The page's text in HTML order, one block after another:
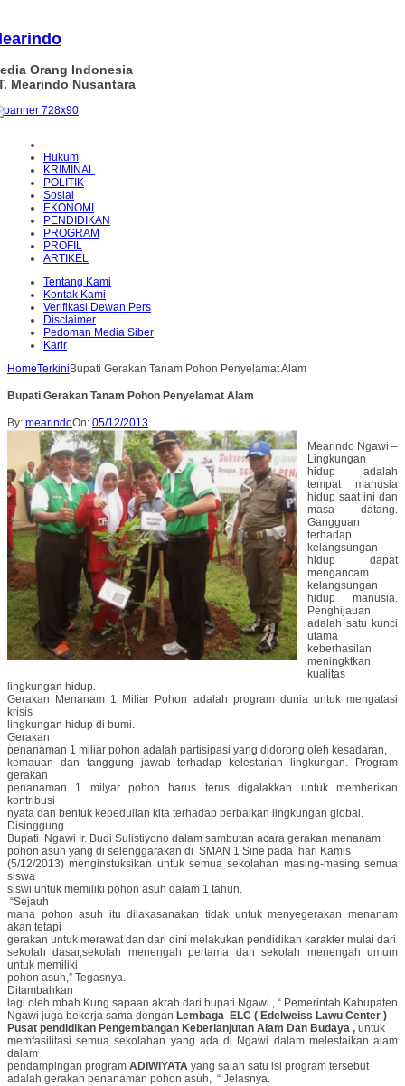
Orang Indonesia
Mearindo Nusantara
Hukum
KRIMINAL
POLITIK
Sosial
EKONOMI
PENDIDIKAN
PROGRAM
PROFIL
ARTIKEL
Tentang Kami
Kontak Kami
Verifikasi Dewan Pers
Disclaimer
Pedoman Media Siber
Karir
HomeTerkini Bupati Gerakan Tanam Pohon Penyelamat Alam
Bupati Gerakan Tanam Pohon Penyelamat Alam
By: mearindoOn: 05/12/2013
Mearindo Ngawi –
Lingkungan
hidup adalah
tempat manusia
hidup saat ini dan
masa datang.
Gangguan
terhadap
kelangsungan
hidup dapat
mengancam
kelangsungan
hidup manusia.
Penghijauan
adalah satu kunci
utama
keberhasilan
meningktkan
kualitas
lingkungan hidup.
Gerakan Menanam 1 Miliar Pohon adalah program dunia untuk mengatasi
krisis
lingkungan hidup di bumi.
Gerakan
penanaman 1 miliar pohon adalah partisipasi yang didorong oleh kesadaran,
kemauan dan tanggung jawab terhadap kelestarian lingkungan. Program
gerakan
penanaman 1 milyar pohon harus terus digalakkan untuk memberikan
kontribusi
nyata dan bentuk kepedulian kita terhadap perbaikan lingkungan global.
Disinggung
Bupati Ngawi Ir. Budi Sulistiyono dalam sambutan acara gerakan menanam
pohon asuh yang di selenggarakan di SMAN 1 Sine pada hari Kamis
(5/12/2013) menginstuksikan untuk semua sekolahan masing-masing semua
siswa
siswi untuk memiliki pohon asuh dalam 1 tahun.
“Sejauh
mana pohon asuh itu dilakasanakan tidak untuk menyegerakan menanam
akan tetapi
gerakan untuk merawat dan dari dini melakukan pendidikan karakter mulai dari
sekolah dasar,sekolah menengah pertama dan sekolah menengah umum
untuk memiliki
pohon asuh,” Tegasnya.
Ditambahkan
lagi oleh mbah Kung sapaan akrab dari bupati Ngawi , “ Pemerintah Kabupaten
Ngawi juga bekerja sama dengan Lembaga ELC ( Edelweiss Lawu Center )
Pusat pendidikan Pengembangan Keberlanjutan Alam Dan Budaya , untuk
memfasilitasi semua sekolahan yang ada di Ngawi dalam melestaikan alam
dalam
pendampingan program ADIWIYATA yang salah satu isi program tersebut
adalah gerakan penanaman pohon asuh, “ Jelasnya.